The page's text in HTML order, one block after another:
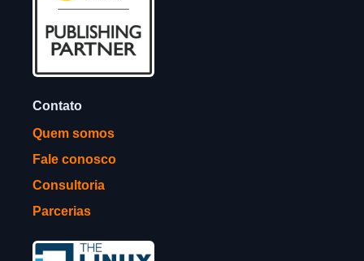
Contato
Quem somos
Fale conosco
Consultoria
Parcerias